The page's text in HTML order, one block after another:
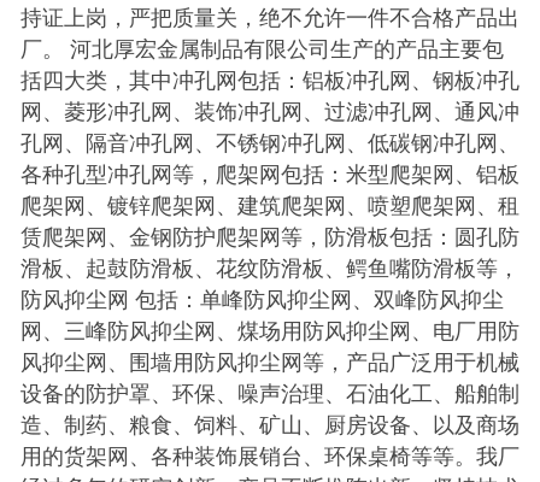
持证上岗，严把质量关，绝不允许一件不合格产品出
厂。 河北厚宏金属制品有限公司生产的产品主要包
括四大类，其中冲孔网包括：铝板冲孔网、钢板冲孔
网、菱形冲孔网、装饰冲孔网、过滤冲孔网、通风冲
孔网、隔音冲孔网、不锈钢冲孔网、低碳钢冲孔网、
各种孔型冲孔网等，爬架网包括：米型爬架网、铝板
爬架网、镀锌爬架网、建筑爬架网、喷塑爬架网、租
赁爬架网、金钢防护爬架网等，防滑板包括：圆孔防
滑板、起鼓防滑板、花纹防滑板、鳄鱼嘴防滑板等，
防风抑尘网 包括：单峰防风抑尘网、双峰防风抑尘
网、三峰防风抑尘网、煤场用防风抑尘网、电厂用防
风抑尘网、围墙用防风抑尘网等，产品广泛用于机械
设备的防护罩、环保、噪声治理、石油化工、船舶制
造、制药、粮食、饲料、矿山、厨房设备、以及商场
用的货架网、各种装饰展销台、环保桌椅等等。我厂